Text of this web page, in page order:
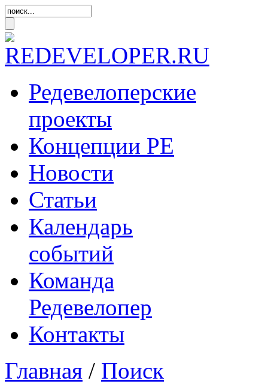
Редевелоперские
проекты
Концепции РЕ
Новости
Статьи
Календарь
событий
Команда
Редевелопер
Контакты
Главная / Поиск